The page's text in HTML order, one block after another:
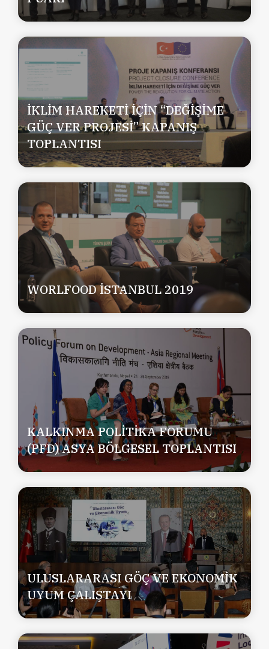
İKLİM HAREKETİ İÇİN “DEĞİŞİME
GÜÇ VER PROJESİ” KAPANIŞ
TOPLANTISI
WORLFOOD İSTANBUL 2019
KALKINMA POLİTİKA FORUMU
(PFD) ASYA BÖLGESEL TOPLANTISI
ULUSLARARASI GÖÇ VE EKONOMİK
UYUM ÇALIŞTAYI